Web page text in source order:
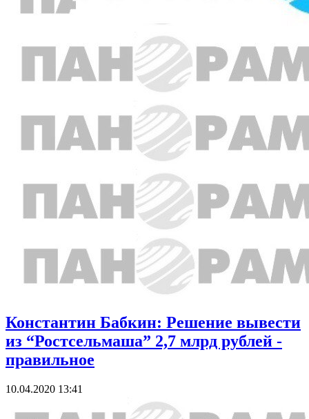
Константин Бабкин: Решение вывести
из “Ростсельмаша” 2,7 млрд рублей -
правильное
10.04.2020 13:41